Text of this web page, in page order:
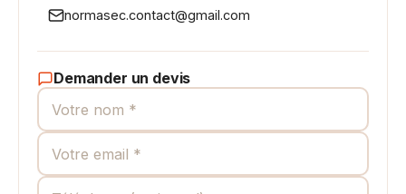
normasec.contact@gmail.com
Demander un devis